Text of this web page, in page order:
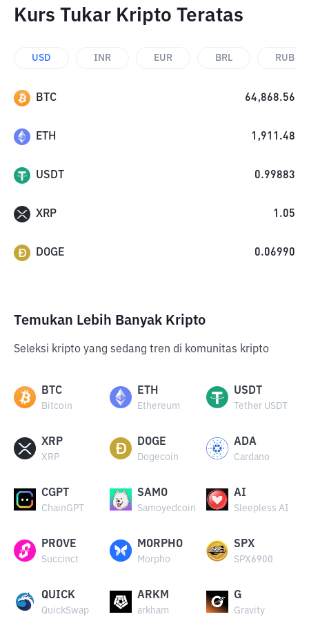
Kurs Tukar Kripto Teratas
USD INR EUR BRL RUB
BTC 64,868.56
ETH 1,911.48
USDT 0.99883
XRP 1.05
DOGE 0.06990
Temukan Lebih Banyak Kripto
Seleksi kripto yang sedang tren di komunitas kripto
BTC
Bitcoin
ETH
Ethereum
USDT
Tether USDT
XRP
XRP
DOGE
Dogecoin
ADA
Cardano
CGPT
ChainGPT
SAMO
Samoyedcoin
AI
Sleepless AI
PROVE
Succinct
MORPHO
Morpho
SPX
SPX6900
QUICK
QuickSwap
ARKM
arkham
G
Gravity